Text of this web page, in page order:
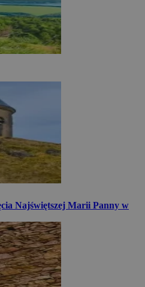
Najświętszej Marii Panny w